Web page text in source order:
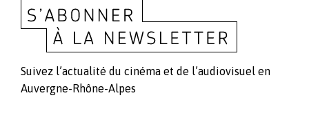
Suivez l’actualité du cinéma et de l’audiovisuel en
Auvergne-Rhône-Alpes